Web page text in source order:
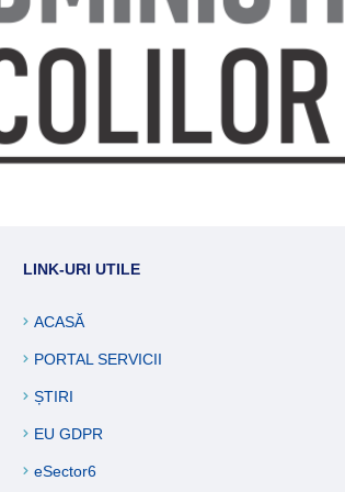
LINK-URI UTILE
ACASĂ
PORTAL SERVICII
ȘTIRI
EU GDPR
eSector6